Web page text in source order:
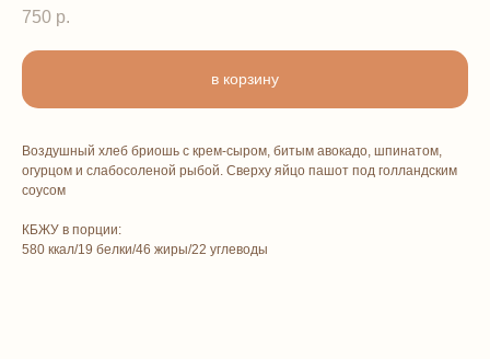
750 р.
в корзину
Воздушный хлеб бриошь с крем-сыром, битым авокадо, шпинатом,
огурцом и слабосоленой рыбой. Сверху яйцо пашот под голландским
соусом
КБЖУ в порции:
580 ккал/19 белки/46 жиры/22 углеводы